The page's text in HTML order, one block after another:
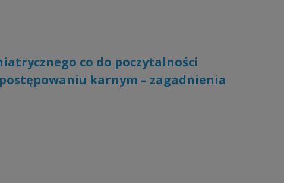
co do poczytalności
karnym – zagadnienia